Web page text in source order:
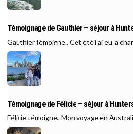
Témoignage de Gauthier – séjour à
Gauthier témoigne.. Cet été j’ai eu la
Témoignage de Félicie – séjour à
Félicie témoigne.. Mon voyage en